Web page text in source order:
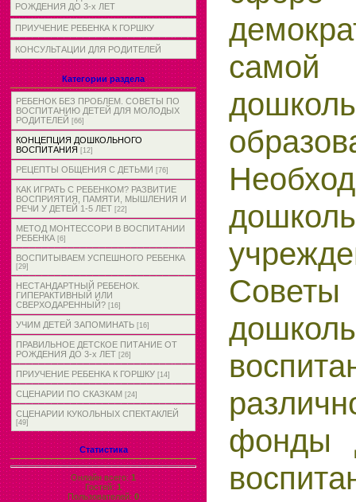
РОЖДЕНИЯ ДО 3-х ЛЕТ
ПРИУЧЕНИЕ РЕБЕНКА К ГОРШКУ
КОНСУЛЬТАЦИИ ДЛЯ РОДИТЕЛЕЙ
Категории раздела
РЕБЕНОК БЕЗ ПРОБЛЕМ. СОВЕТЫ ПО
ВОСПИТАНИЮ ДЕТЕЙ ДЛЯ МОЛОДЫХ
РОДИТЕЛЕЙ [66]
КОНЦЕПЦИЯ ДОШКОЛЬНОГО
ВОСПИТАНИЯ [12]
РЕЦЕПТЫ ОБЩЕНИЯ С ДЕТЬМИ [76]
КАК ИГРАТЬ С РЕБЕНКОМ? РАЗВИТИЕ
ВОСПРИЯТИЯ, ПАМЯТИ, МЫШЛЕНИЯ И
РЕЧИ У ДЕТЕЙ 1-5 ЛЕТ [22]
МЕТОД МОНТЕССОРИ В ВОСПИТАНИИ
РЕБЕНКА [6]
ВОСПИТЫВАЕМ УСПЕШНОГО РЕБЕНКА
[29]
НЕСТАНДАРТНЫЙ РЕБЕНОК.
ГИПЕРАКТИВНЫЙ ИЛИ
СВЕРХОДАРЕННЫЙ? [16]
УЧИМ ДЕТЕЙ ЗАПОМИНАТЬ [16]
ПРАВИЛЬНОЕ ДЕТСКОЕ ПИТАНИЕ ОТ
РОЖДЕНИЯ ДО 3-х ЛЕТ [26]
ПРИУЧЕНИЕ РЕБЕНКА К ГОРШКУ [14]
СЦЕНАРИИ ПО СКАЗКАМ [24]
СЦЕНАРИИ КУКОЛЬНЫХ СПЕКТАКЛЕЙ
[49]
Статистика
Онлайн всего:1
Гостей:1
Пользователей:0
фонды